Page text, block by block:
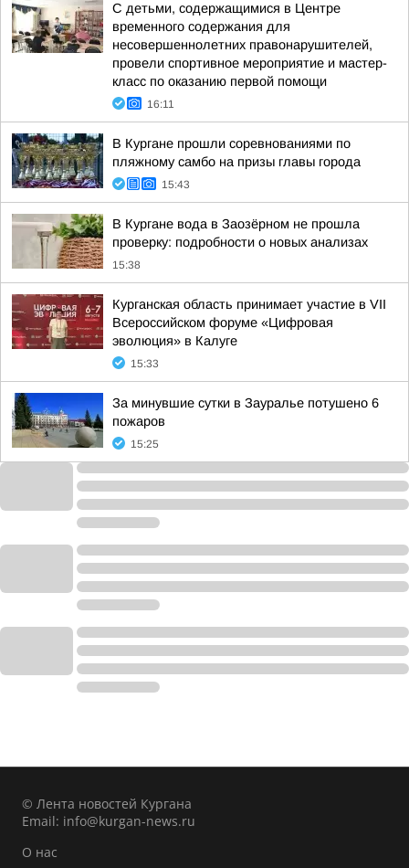
С детьми, содержащимися в Центре
временного содержания для
несовершеннолетних правонарушителей,
провели спортивное мероприятие и мастер-
класс по оказанию первой помощи
16:11
В Кургане прошли соревнованиями по
пляжному самбо на призы главы города
15:43
В Кургане вода в Заозёрном не прошла
проверку: подробности о новых анализах
15:38
Курганская область принимает участие в VII
Всероссийском форуме «Цифровая
эволюция» в Калуге
15:33
За минувшие сутки в Зауралье потушено 6
пожаров
15:25
© Лента новостей Кургана
Email: info@kurgan-news.ru
О нас